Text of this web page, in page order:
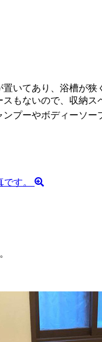
いてあり、浴槽が狭
もないので、収納ス
ンプーやボディーソ